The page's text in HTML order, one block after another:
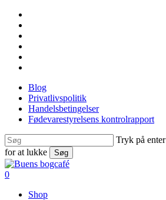
Skip
main
content
Blog
Privatlivspolitik
Handelsbetingelser
Fødevarestyrelsens kontrolrapport
Tryk på
for at lukke
Søg
Close
Search
search
0
Shop